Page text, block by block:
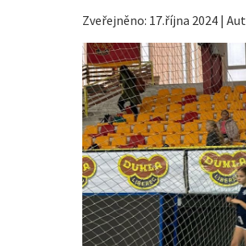
Zveřejněno: 17.října 2024 |